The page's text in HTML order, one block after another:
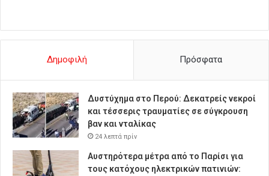
Δημοφιλή Πρόσφατα
Δυστύχημα στο Περού: Δεκατρείς νεκροί
και τέσσερις τραυματίες σε σύγκρουση
βαν και νταλίκας
24 λεπτά πρίν
Αυστηρότερα μέτρα από το Παρίσι για
τους κατόχους ηλεκτρικών πατινιών: